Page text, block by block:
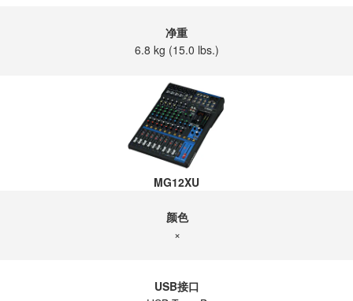
净重
6.8 kg (15.0 lbs.)
MG12XU
颜色
×
USB接口